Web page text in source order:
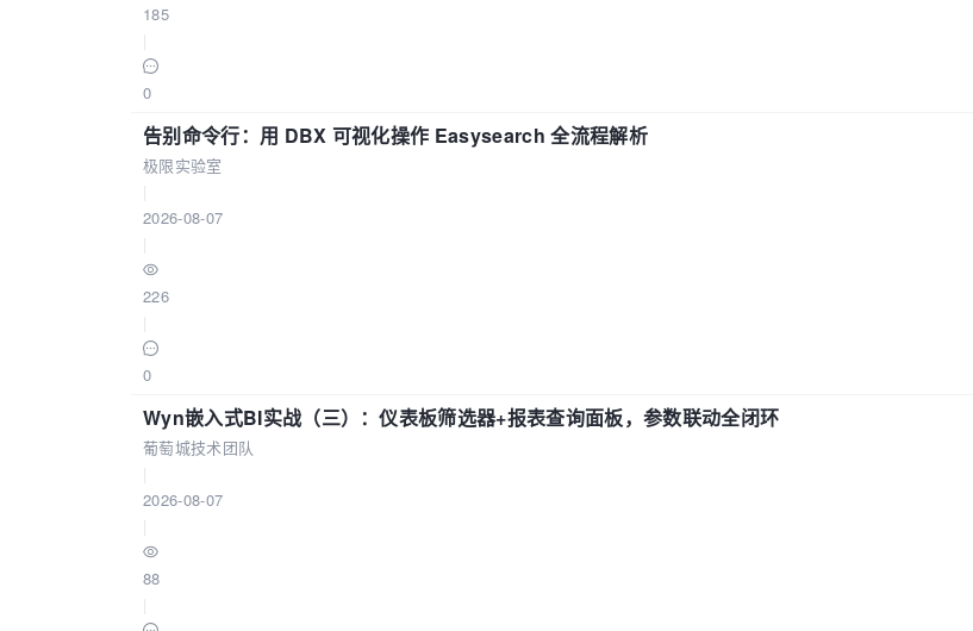
185
0
告别命令行：用 DBX 可视化操作 Easysearch 全流程解析
极限实验室
2026-08-07
226
0
Wyn嵌入式BI实战（三）：仪表板筛选器+报表查询面板，参数联动全闭环
葡萄城技术团队
2026-08-07
88